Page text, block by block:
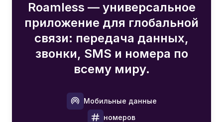
Roamless — универсальное
приложение для глобальной
связи: передача данных,
звонки, SMS и номера по
всему миру.
Мобильные данные
номеров